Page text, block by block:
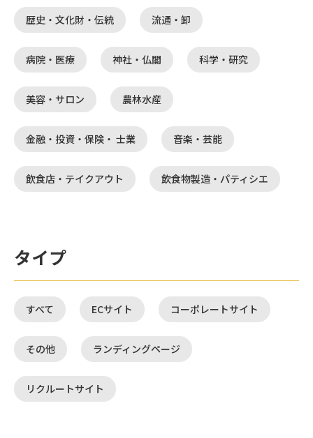
歴史・文化財・伝統 流通・卸
病院・医療 神社・仏閣 科学・研究
美容・サロン 農林水産
金融・投資・保険・ 士業 音楽・芸能
飲食店・テイクアウト 飲食物製造・パティシエ
タイプ
すべて ECサイト コーポレートサイト
その他 ランディングページ
リクルートサイト